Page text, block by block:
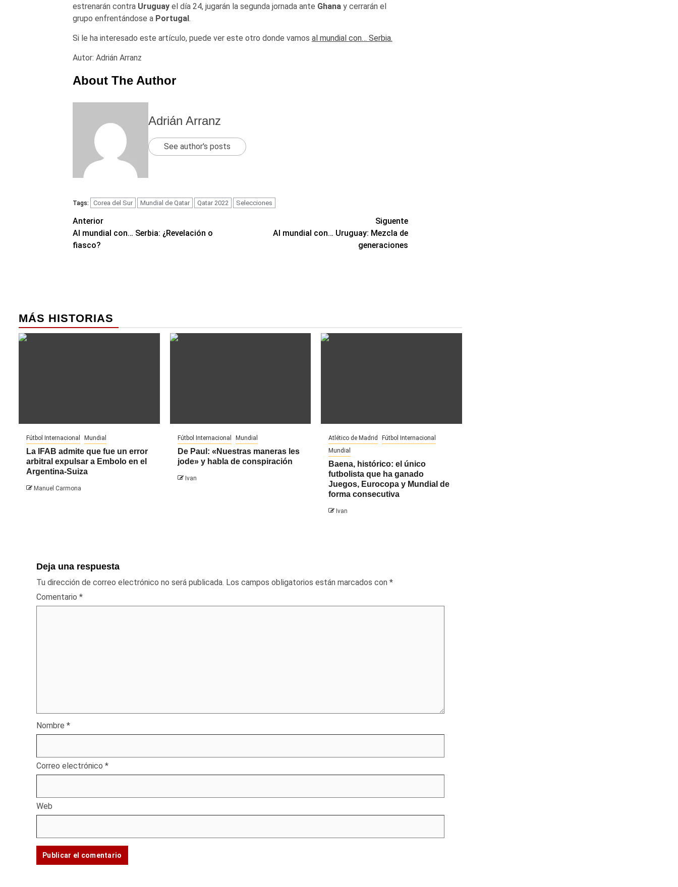
estrenarán contra Uruguayel día 24, jugarán la segunda jornada ante Ghanay cerrarán el
grupo enfrentándose a Portugal .
Si le ha interesado este artículo, puede ver este otro donde vamos al mundial con… Serbia.
Autor: Adrián Arranz
About The Author
Adrián Arranz
See author's posts
Tags: Corea del Sur Mundial de Qatar Qatar 2022 Selecciones
Navegación
de
Anterior
Al mundial con… Serbia: ¿Revelación o
fiasco?
Siguente
Al mundial con… Uruguay: Mezcla de
generaciones
MÁS HISTORIAS
Fútbol Internacional Mundial
La IFAB admite que fue un error
arbitral expulsar a Embolo en el
Argentina-Suiza
Manuel Carmona
Fútbol Internacional Mundial
De Paul: «Nuestras maneras les
jode» y habla de conspiración
Ivan
Atlético de Madrid
Fútbol Internacional
Mundial
Baena, histórico: el único
futbolista que ha ganado
Juegos, Eurocopa y Mundial de
forma consecutiva
Ivan
Deja una respuesta
Tu dirección de correo electrónico no será publicada. Los campos obligatorios están marcados con *
Comentario *
Nombre *
Correo electrónico *
Web